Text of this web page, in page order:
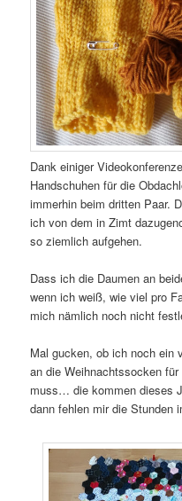
Dank einiger
Handschuhen für die
immerhin beim dritten Paar.
ich von dem in Zimt
so ziemlich aufgehen.
Dass ich die Daumen an
wenn ich weiß, wie viel pro
mich nämlich noch nicht
Mal gucken, ob ich noch ein
an die Weihnachtssocken
muss… die kommen dieses
dann fehlen mir die Stunden